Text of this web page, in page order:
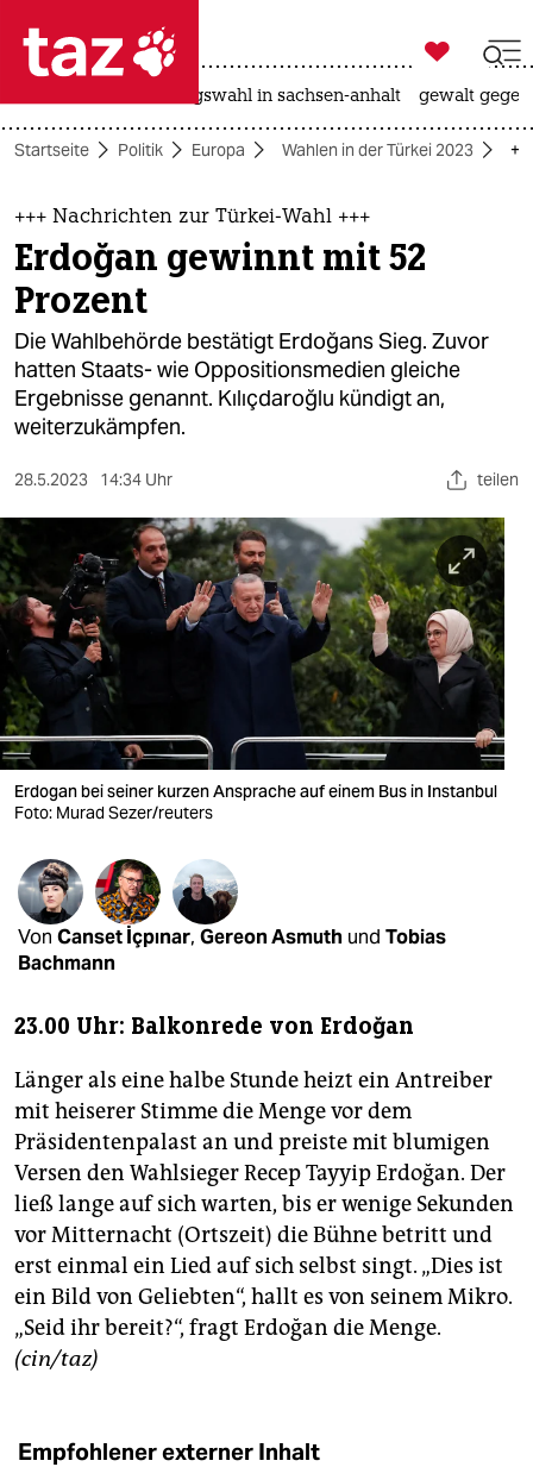
 taz zahl ich
taz zahl ich
themen
politik
öko
gesellschaft
kultur
sport
berlin
nord
wahrheit
verlag
verlag
veranstaltungen
fragen & hilfe
unterstützen
abo
genossenschaft
epaper login

taz zahl ich
landtagswahl in sachsen-anhalt gewalt
Startseite Politik Europa Wahlen in der Türkei 2023
+++ Nachrichten zur Türkei-Wahl +++
Erdoğan gewinnt mit 52
Prozent
Die Wahlbehörde bestätigt Erdoğans Sieg. Zuvor
hatten Staats- wie Oppositionsmedien gleiche
Ergebnisse genannt. Kılıçdaroğlu kündigt an,
weiterzukämpfen.
28.5.2023 14:34 Uhr teilen
Erdogan bei seiner kurzen Ansprache auf einem Bus in Instanbul
Foto: Murad Sezer/reuters
Von Canset İçpınar, Gereon Asmuth und Tobias
Bachmann
23.00 Uhr: Balkonrede von Erdoğan
Länger als eine halbe Stunde heizt ein Antreiber
mit heiserer Stimme die Menge vor dem
Präsidentenpalast an und preiste mit blumigen
Versen den Wahlsieger Recep Tayyip Erdoğan. Der
ließ lange auf sich warten, bis er wenige Sekunden
vor Mitternacht (Ortszeit) die Bühne betritt und
erst einmal ein Lied auf sich selbst singt. „Dies ist
ein Bild von Geliebten“, hallt es von seinem Mikro.
„Seid ihr bereit?“, fragt Erdoğan die Menge.
(cin/taz)
Empfohlener externer Inhalt